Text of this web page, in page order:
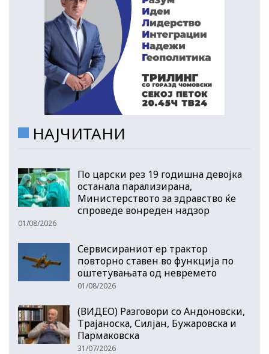
НАЈЧИТАНИ
По царски рез 19 годишна девојка
останала парализирана,
Министерството за здравство ќе
спроведе вонреден надзор
01/08/2026
Сервисираниот ер трактор
повторно ставен во функција по
оштетувањата од невремето
01/08/2026
(ВИДЕО) Разговори со Андоновски,
Трајаноска, Силјан, Бужаровска и
Пармаковска
31/07/2026